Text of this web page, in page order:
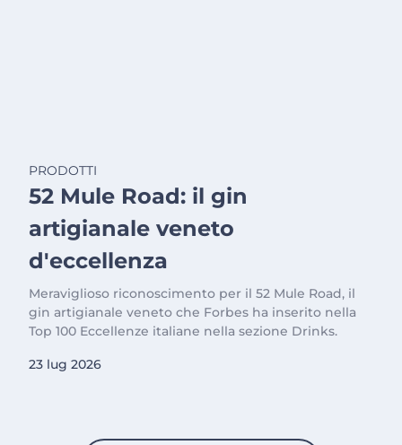
PRODOTTI
52 Mule Road: il gin
artigianale veneto
d'eccellenza
Meraviglioso riconoscimento per il 52 Mule Road, il
gin artigianale veneto che Forbes ha inserito nella
Top 100 Eccellenze italiane nella sezione Drinks.
23 lug 2026